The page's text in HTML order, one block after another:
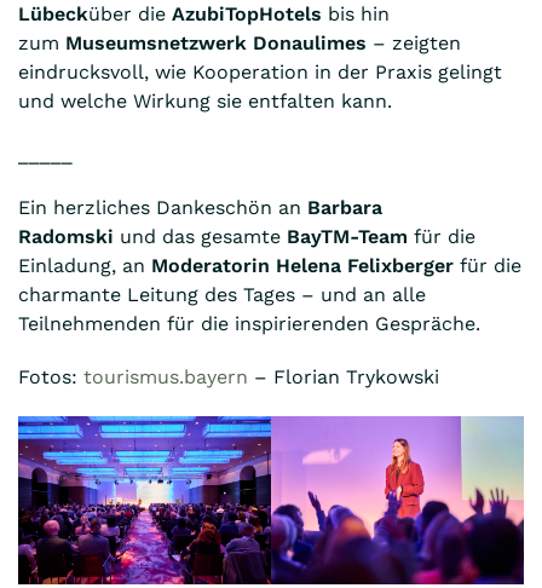
Lübecküber die AzubiTopHotels bis hin
zum Museumsnetzwerk Donaulimes – zeigten
eindrucksvoll, wie Kooperation in der Praxis gelingt
und welche Wirkung sie entfalten kann.
Ein herzliches Dankeschön an Barbara
Radomski und das gesamte BayTM-Team für die
Einladung, an Moderatorin Helena Felixberger für die
charmante Leitung des Tages – und an alle
Teilnehmenden für die inspirierenden Gespräche.
Fotos: tourismus.bayern – Florian Trykowski